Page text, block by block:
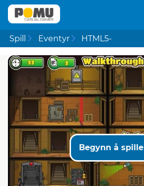
Spill Eventyr HTML5-
Begynn å spille